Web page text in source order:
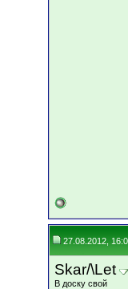
27.08.2012,
Skar/\Let
В доску свой